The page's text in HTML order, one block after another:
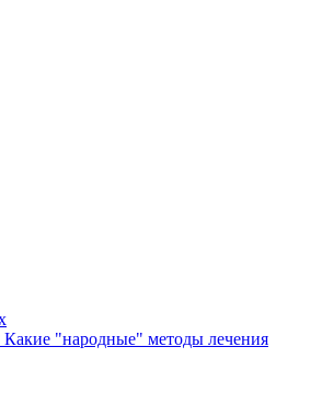
Какие "народные" методы лечения